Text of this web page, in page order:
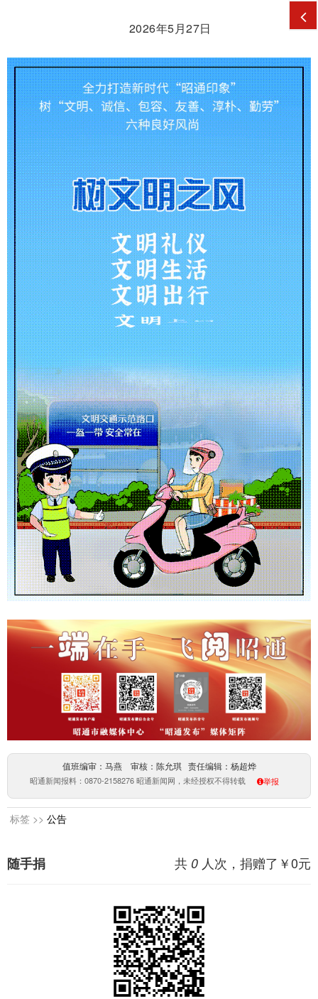
2026年5月27日
值班编审：马燕 审核：陈允琪 责任编辑：杨超烨
昭通新闻报料：0870-2158276 昭通新闻网，未经授权不得转载 举报
标签 >> 公告
共 0 人次，捐赠了￥0元
随手捐